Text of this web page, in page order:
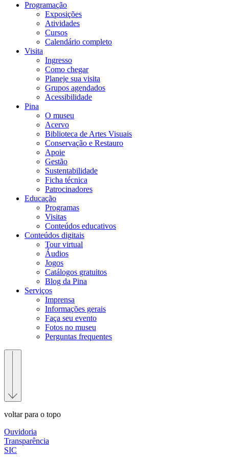
Programação
Exposições
Atividades
Cursos
Calendário completo
Visita
Ingresso
Como chegar
Planeje sua visita
Grupos agendados
Acessibilidade
Pina
O museu
Acervo
Biblioteca de Artes Visuais
Conservação e Restauro
Apoie
Gestão
Sustentabilidade
Ficha técnica
Patrocinadores
Educação
Programas
Visitas
Conteúdos educativos​
Conteúdos digitais
Tour virtual
Áudios
Jogos
Catálogos gratuitos
Blog da Pina
Serviços
Imprensa
Informações gerais
Faça seu evento
Fotos no museu
Perguntas frequentes
voltar para o topo
Ouvidoria
Transparência
SIC